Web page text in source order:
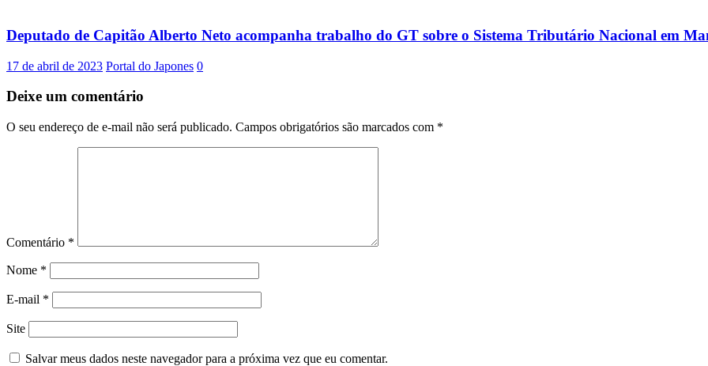
Deputado de Capitão Alberto Neto acompanha trabalho do GT sobre o Sistema Tributário Nacional em
17 de abril de 2023 Portal do Japones 0
Deixe um comentário
O seu endereço de e-mail não será publicado. Campos obrigatórios são marcados com *
Comentário *
Nome *
E-mail *
Site
Salvar meus dados neste navegador para a próxima vez que eu comentar.